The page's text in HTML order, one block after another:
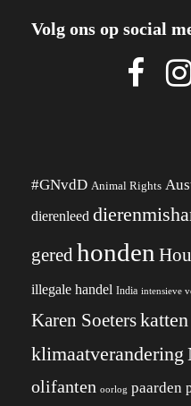
Volg ons op social
#GNvdD Animal Rights
dierenleed
geredhonden
illegale handel India intensieve
Karen Soeterskatten
klimaatverandering
olifanten oorlog paarden